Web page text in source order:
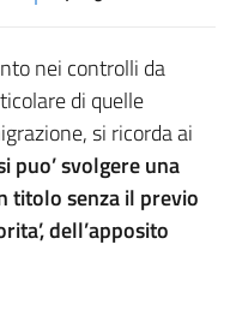
nei controlli da
di quelle
si ricorda ai
puo’ svolgere una
titolo senza il previo
dell’apposito